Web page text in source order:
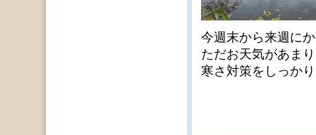
今週末から来週に
ただお天気があま
寒さ対策をしっか